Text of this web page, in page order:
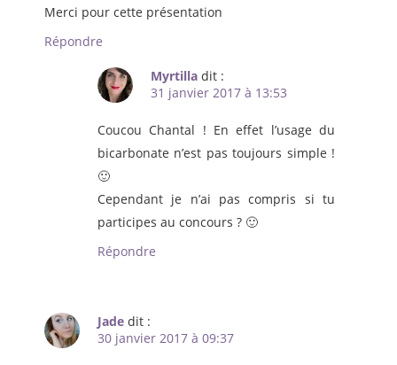
Merci pour cette présentation
Répondre
Myrtilla dit :
31 janvier 2017 à 13:53
Coucou Chantal ! En effet l’usage du
bicarbonate n’est pas toujours simple !
🙂
Cependant je n’ai pas compris si tu
participes au concours ? 🙂
Répondre
Jade dit :
30 janvier 2017 à 09:37